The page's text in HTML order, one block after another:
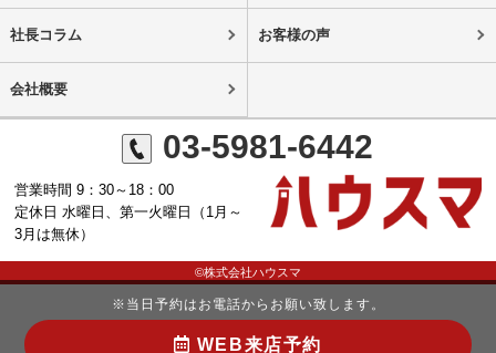
社長コラム お客様の声
会社概要
03-5981-6442
営業時間 9：30～18：00
定休日 水曜日、第一火曜日（1月～
3月は無休）
©株式会社ハウスマ
※当日予約はお電話からお願い致します。
WEB来店予約